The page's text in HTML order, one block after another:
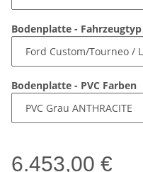
Bodenplatte -
Bodenplatte - PVC Farben
6.453,00 €